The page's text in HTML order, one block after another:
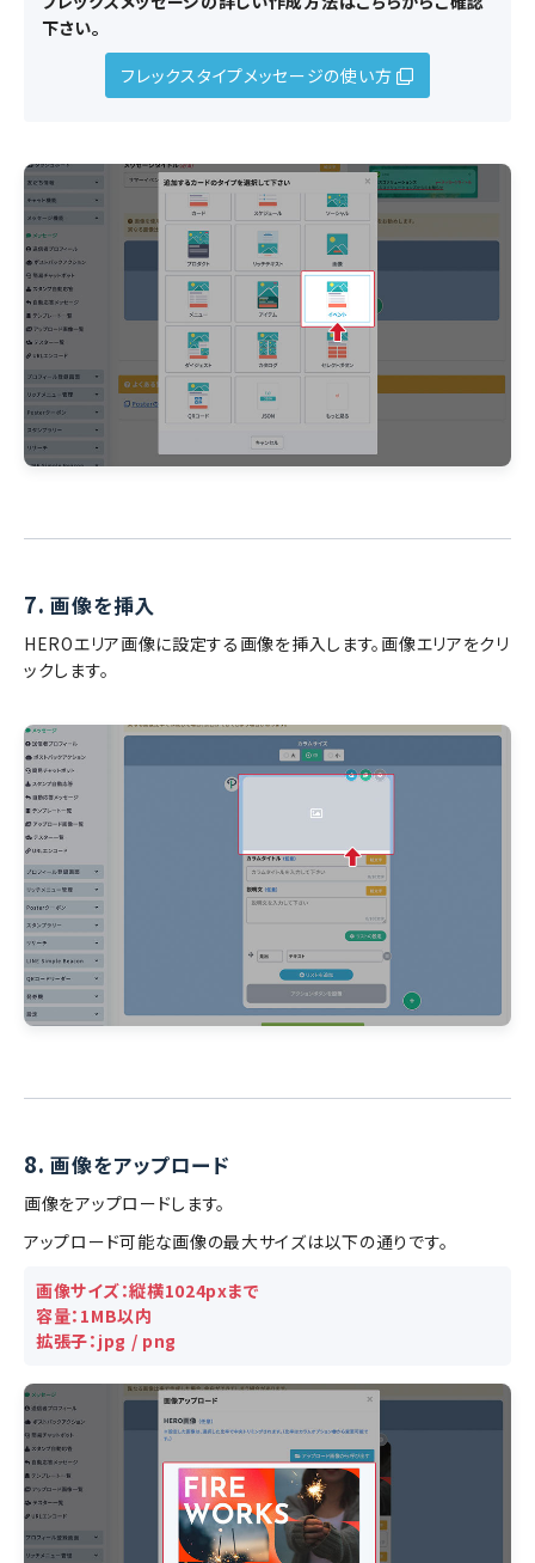
下さい。
フレックスタイプメッセージの使い方
7. 画像を挿入
HEROエリア画像に設定する画像を挿入します。画像エリアをクリ
ックします。
8. 画像をアップロード
画像をアップロードします。
アップロード可能な画像の最大サイズは以下の通りです。
画像サイズ：縦横1024pxまで
容量：1MB以内
拡張子：jpg / png